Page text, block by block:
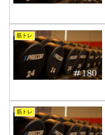
筋トレ
筋トレ